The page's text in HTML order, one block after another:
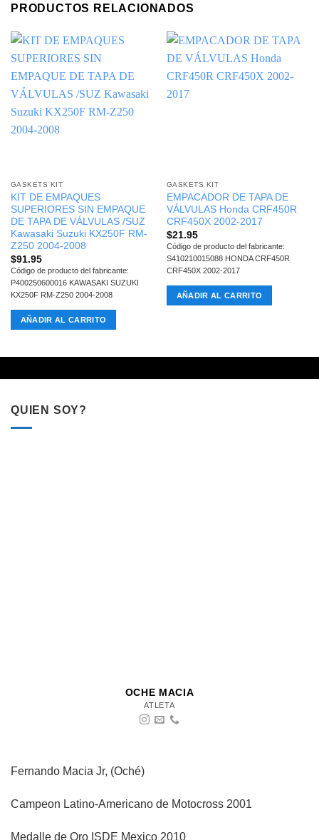
PRODUCTOS RELACIONADOS
GASKETS KIT
KIT DE EMPAQUES
SUPERIORES SIN EMPAQUE
DE TAPA DE VÁLVULAS /SUZ
Kawasaki Suzuki KX250F RM-
Z250 2004-2008
$91.95
Código de producto del fabricante:
P400250600016 KAWASAKI SUZUKI
KX250F RM-Z250 2004-2008
AÑADIR AL CARRITO
GASKETS KIT
EMPACADOR DE TAPA DE
VÁLVULAS Honda CRF450R
CRF450X 2002-2017
$21.95
Código de producto del fabricante:
S410210015088 HONDA CRF450R
CRF450X 2002-2017
AÑADIR AL CARRITO
QUIEN SOY?
OCHE MACIA
ATLETA
Fernando Macia Jr, (Oché)
Campeon Latino-Americano de Motocross 2001
Medalle de Oro ISDE Mexico 2010